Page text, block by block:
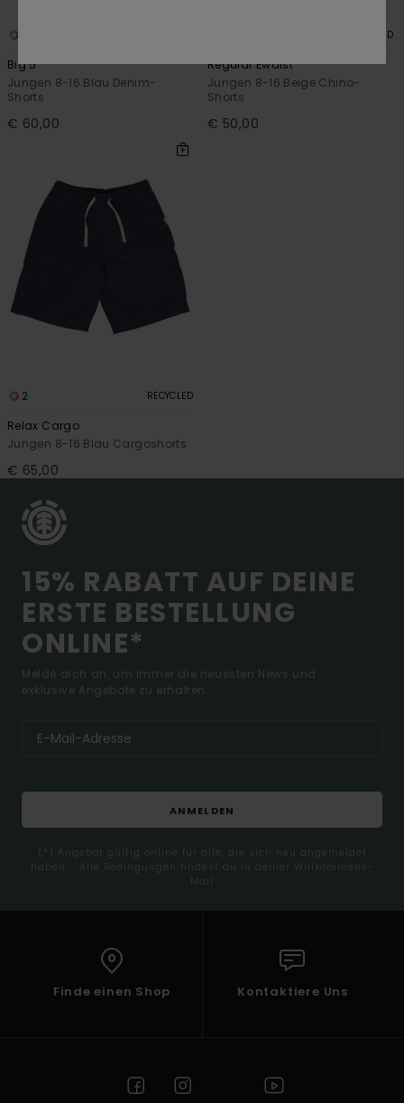
Big 5
Jungen 8-16 Blau Denim-
Shorts
€ 60,00
RECYCLED
Regular Ewaist
Jungen 8-16 Beige Chino-
Shorts
€ 50,00
2 RECYCLED
Relax Cargo
Jungen 8-16 Blau Cargoshorts
€ 65,00
15% RABATT AUF DEINE
ERSTE BESTELLUNG
ONLINE*
Melde dich an, um immer die neuesten News und
exklusive Angebote zu erhalten.
ANMELDEN
(*) Angebot gültig online für alle, die sich neu angemeldet
haben - Alle Bedingungen findest du in deiner Willkommens-
Mail
Finde einen Shop Kontaktiere Uns